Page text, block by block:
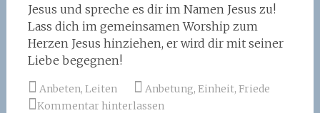
Jesus und spreche es dir im Namen Jesus zu!
Lass dich im gemeinsamen Worship zum
Herzen Jesus hinziehen, er wird dir mit seiner
Liebe begegnen!
Anbeten, Leiten Anbetung, Einheit, Friede
Kommentar hinterlassen